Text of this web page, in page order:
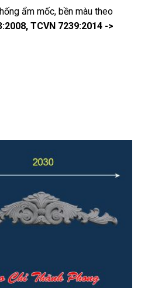
ẩm mốc, bền màu theo
TCVN 7239:2014 ->